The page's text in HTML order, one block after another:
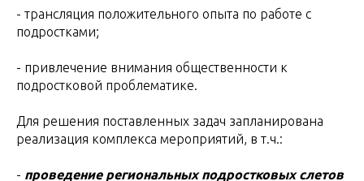
- трансляция положительного опыта по работе с
подростками;
- привлечение внимания общественности к
подростковой проблематике.
Для решения поставленных задач запланирована
реализация комплекса мероприятий, в т.ч.:
- проведение региональных подростковых слетов